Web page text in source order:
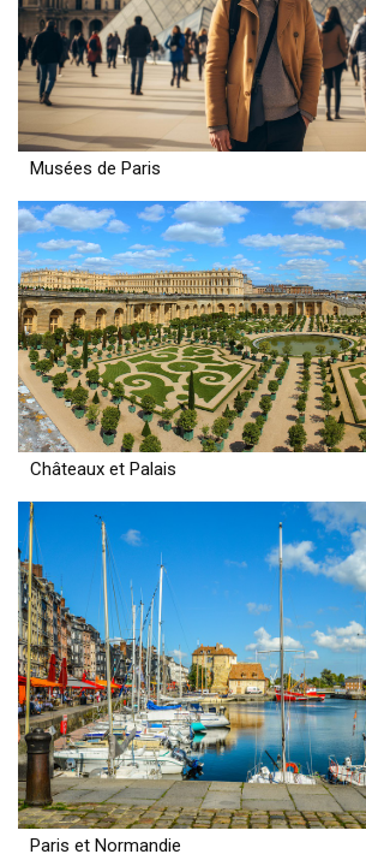
Musées de Paris
Châteaux et Palais
Paris et Normandie